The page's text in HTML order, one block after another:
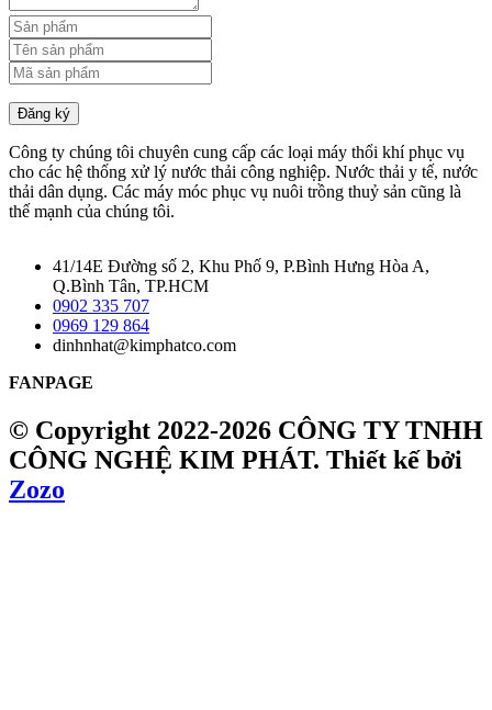
Đăng ký
Công ty chúng tôi chuyên cung cấp các loại máy thổi khí phục vụ
cho các hệ thống xử lý nước thải công nghiệp. Nước thải y tế, nước
thải dân dụng. Các máy móc phục vụ nuôi trồng thuỷ sản cũng là
thế mạnh của chúng tôi.
41/14E Đường số 2, Khu Phố 9, P.Bình Hưng Hòa A,
Q.Bình Tân, TP.HCM
0902 335 707
0969 129 864
dinhnhat@kimphatco.com
FANPAGE
© Copyright 2022-2026 CÔNG TY TNHH
CÔNG NGHỆ KIM PHÁT. Thiết kế bởi
Zozo